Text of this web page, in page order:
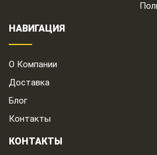
НАВИГАЦИЯ
О Компании
Доставка
Блог
Контакты
КОНТАКТЫ